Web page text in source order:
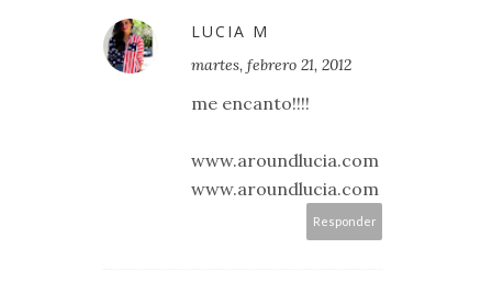
LUCIA M
martes, febrero 21, 2012
me encanto!!!!
www.aroundlucia.com
www.aroundlucia.com
Responder